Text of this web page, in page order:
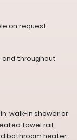
on request.
and throughout
walk-in shower or
towel rail,
bathroom heater.